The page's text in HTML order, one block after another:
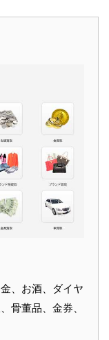
、お酒、ダイヤ
骨董品、金券、